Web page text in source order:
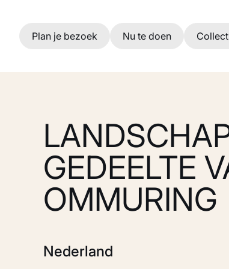
Ga naar hoofdinhoud
Plan je bezoek Nu te doen
GEDEELTE
OMMURING
Nederland